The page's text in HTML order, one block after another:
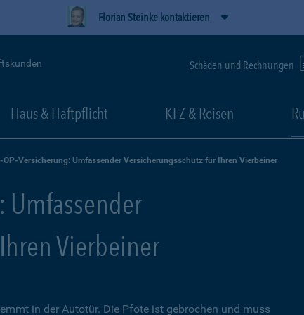
Florian Steinke kontaktieren
Schäden und Rechnungen
Haus & Haftpflicht KFZ & Reisen
OP-Versicherung: Umfassender Versicherungsschutz für Ihren Vierbeiner
Umfassender
Vierbeiner
in der Autotür. Die Pfote ist gebrochen und muss